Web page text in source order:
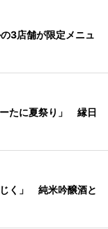
3店舗が限定メニュ
たに夏祭り」 縁日
く」 純米吟醸酒と